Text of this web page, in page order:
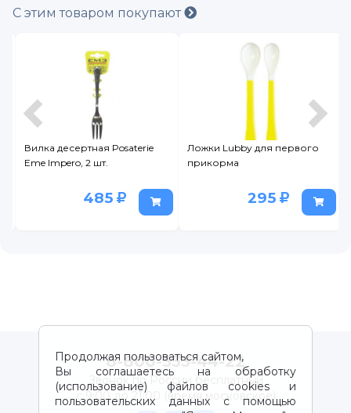
С этим товаром покупают
Вилка десертная Posaterie
Eme Impero, 2 шт.
485
Ложки Lubby для первого
прикорма
295
Продолжая пользоваться сайтом,
Вы соглашаетесь на обработку
(использование) файлов cookies и
пользовательских данных с помощью
8-800-333-44-22
Звонок по России бесплатный
с 9:00 до 21:00 (время московское)